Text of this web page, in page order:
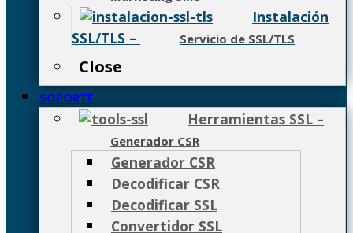
Instalación
SSL/TLS – Servicio de SSL/TLS
Close
SOPORTE
Herramientas SSL –
Generador CSR
Generador CSR
Decodificar CSR
Decodificar SSL
Convertidor SSL